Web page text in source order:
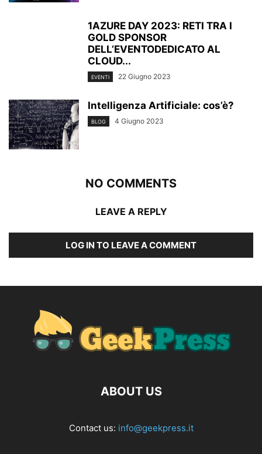
1AZURE DAY 2023: RETI TRA I
GOLD SPONSOR
DELL’EVENTODEDICATO AL
CLOUD...
EVENTI 22 Giugno 2023
Intelligenza Artificiale: cos’è?
BLOG 4 Giugno 2023
NO COMMENTS
LEAVE A REPLY
LOG IN TO LEAVE A COMMENT
ABOUT US
Contact us: info@geekpress.it